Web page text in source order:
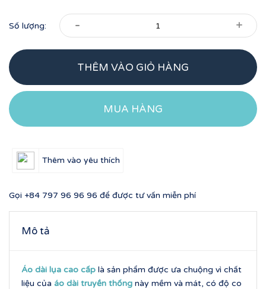
Số lượng: - +
THÊM VÀO GIỎ HÀNG
MUA HÀNG
Thêm vào yêu thích
Gọi +84 797 96 96 96 để được tư vấn miễn phí
Mô tả
Áo dài lụa cao cấp là sản phẩm được ưa chuộng vì chất
liệu của áo dài truyền thống này mềm và mát, có độ co